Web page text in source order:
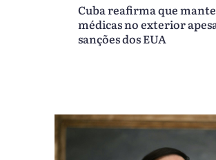
Cuba reafirma que
médicas no exterior
sanções dos EUA